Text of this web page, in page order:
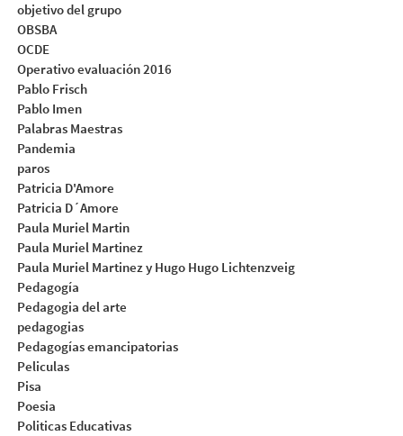
objetivo del grupo
OBSBA
OCDE
Operativo evaluación 2016
Pablo Frisch
Pablo Imen
Palabras Maestras
Pandemia
paros
Patricia D'Amore
Patricia D´Amore
Paula Muriel Martin
Paula Muriel Martinez
Paula Muriel Martinez y Hugo Hugo Lichtenzveig
Pedagogía
Pedagogia del arte
pedagogias
Pedagogías emancipatorias
Peliculas
Pisa
Poesia
Politicas Educativas